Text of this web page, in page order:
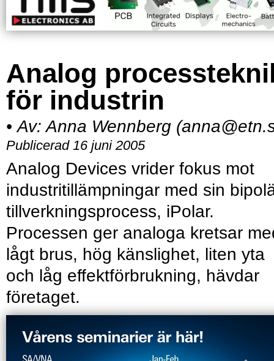
Analog
för industrin
• Av:Anna Wennberg
Publicerad 16 juni 2005
Analog Devices vrider fokus mot
industritillämpningar med sin
tillverkningsprocess, iPolar.
Processen ger analoga kretsar
lågt brus, hög känslighet, liten yta
och låg effektförbrukning, hävdar
företaget.